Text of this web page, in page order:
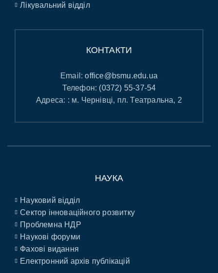
Лікувальний відділ
КОНТАКТИ
Email:office@bsmu.edu.ua
Телефон: (0372) 55-37-54
Адреса: : м. Чернівці, пл. Театральна, 2
НАУКА
Науковий відділ
Сектор інноваційного розвитку
Проблемна НДР
Наукові форуми
Фахові видання
Електронний архів публікацій